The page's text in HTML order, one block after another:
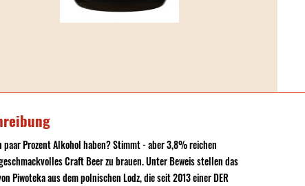
Prozent Alkohol haben? Stimmt - aber 3,8% reichen
Craft Beer zu brauen. Unter Beweis stellen das
aus dem polnischen Lodz, die seit 2013 einer DER